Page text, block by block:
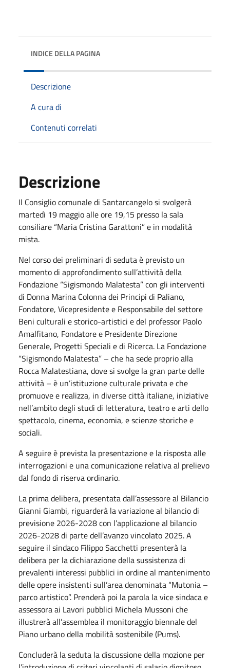
INDICE DELLA PAGINA
Descrizione
A cura di
Contenuti correlati
Descrizione
Il Consiglio comunale di Santarcangelo si svolgerà
martedì 19 maggio alle ore 19,15 presso la sala
consiliare “Maria Cristina Garattoni” e in modalità
mista.
Nel corso dei preliminari di seduta è previsto un
momento di approfondimento sull’attività della
Fondazione “Sigismondo Malatesta” con gli interventi
di Donna Marina Colonna dei Principi di Paliano,
Fondatore, Vicepresidente e Responsabile del settore
Beni culturali e storico-artistici e del professor Paolo
Amalfitano, Fondatore e Presidente Direzione
Generale, Progetti Speciali e di Ricerca. La Fondazione
“Sigismondo Malatesta” – che ha sede proprio alla
Rocca Malatestiana, dove si svolge la gran parte delle
attività – è un’istituzione culturale privata e che
promuove e realizza, in diverse città italiane, iniziative
nell’ambito degli studi di letteratura, teatro e arti dello
spettacolo, cinema, economia, e scienze storiche e
sociali.
A seguire è prevista la presentazione e la risposta alle
interrogazioni e una comunicazione relativa al prelievo
dal fondo di riserva ordinario.
La prima delibera, presentata dall’assessore al Bilancio
Gianni Giambi, riguarderà la variazione al bilancio di
previsione 2026-2028 con l’applicazione al bilancio
2026-2028 di parte dell’avanzo vincolato 2025. A
seguire il sindaco Filippo Sacchetti presenterà la
delibera per la dichiarazione della sussistenza di
prevalenti interessi pubblici in ordine al mantenimento
delle opere insistenti sull’area denominata “Mutonia –
parco artistico”. Prenderà poi la parola la vice sindaca e
assessora ai Lavori pubblici Michela Mussoni che
illustrerà all’assemblea il monitoraggio biennale del
Piano urbano della mobilità sostenibile (Pums).
Concluderà la seduta la discussione della mozione per